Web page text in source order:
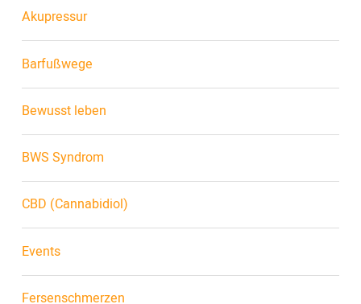
Akupressur
Barfußwege
Bewusst leben
BWS Syndrom
CBD (Cannabidiol)
Events
Fersenschmerzen